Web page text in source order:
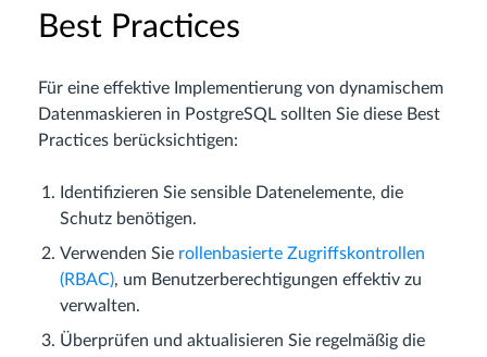
Best Practices
Für eine effektive Implementierung von dynamischem
Datenmaskieren in PostgreSQL sollten Sie diese Best
Practices berücksichtigen:
Identifizieren Sie sensible Datenelemente, die
Schutz benötigen.
Verwenden Sie rollenbasierte Zugriffskontrollen
(RBAC), um Benutzerberechtigungen effektiv zu
verwalten.
Überprüfen und aktualisieren Sie regelmäßig die